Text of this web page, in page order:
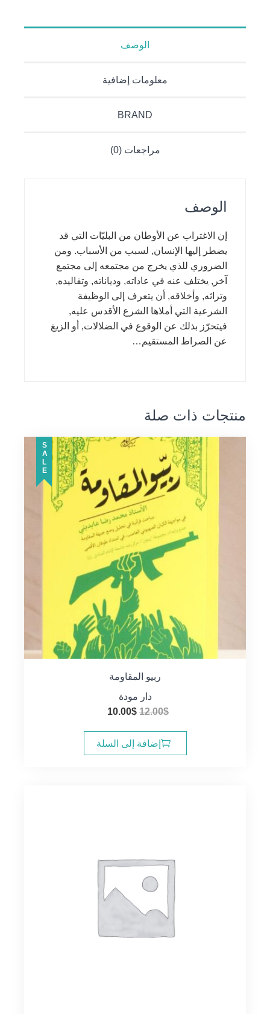
الوصف
معلومات إضافية
BRAND
مراجعات (0)
الوصف
إن الاغتراب عن الأوطان من البليّات التي قد
يضطر إليها الإنسان, لسبب من الأسباب. ومن
الضروري للذي يخرج من مجتمعه إلى مجتمع
آخر, يختلف عنه في عاداته, ودياناته, وتقاليده,
وتراثه, وأخلاقه, أن يتعرف إلى الوظيفة
الشرعية التي أملاها الشرع الأقدس عليه,
فيتحرّز بذلك عن الوقوع في الضلالات, أو الزيغ
عن الصراط المستقيم…
منتجات ذات صلة
SALE
ربيو المقاومة
دار مودة
12.00$
السعر
هو:
12.00$.
10.00$
هو:
10.00$.
إضافة إلى السلة